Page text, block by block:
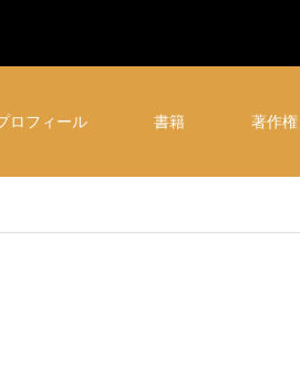
ロフィール 書籍 著作